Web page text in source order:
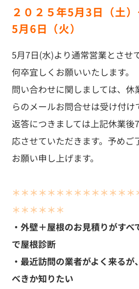
２０２５年5月3日（土
5月6日（火）
5月7日(水)より通常営業とさせ
何卒宜しくお願いいたします。
問い合わせに関しましては、休
らのメールお問合せは受け付
返答につきましては上記休業後
応させていただきます。予めご
お願い申し上げます。
＊＊＊＊＊＊＊＊＊＊＊＊＊＊
＊＊＊＊＊＊
・外壁＋屋根のお見積りがすべ
で屋根診断
・最近訪問の業者がよく来る
べきか知りたい